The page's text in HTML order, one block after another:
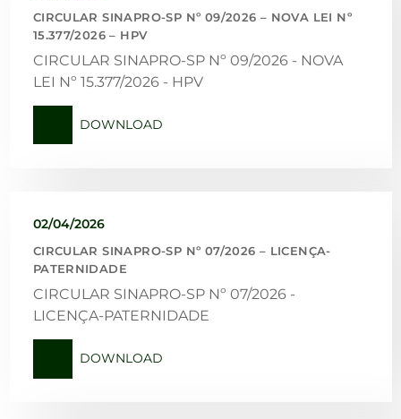
CIRCULAR SINAPRO-SP Nº 09/2026 – NOVA LEI Nº
15.377/2026 – HPV
CIRCULAR SINAPRO-SP Nº 09/2026 - NOVA
LEI Nº 15.377/2026 - HPV
DOWNLOAD
02/04/2026
CIRCULAR SINAPRO-SP Nº 07/2026 – LICENÇA-
PATERNIDADE
CIRCULAR SINAPRO-SP Nº 07/2026 -
LICENÇA-PATERNIDADE
DOWNLOAD